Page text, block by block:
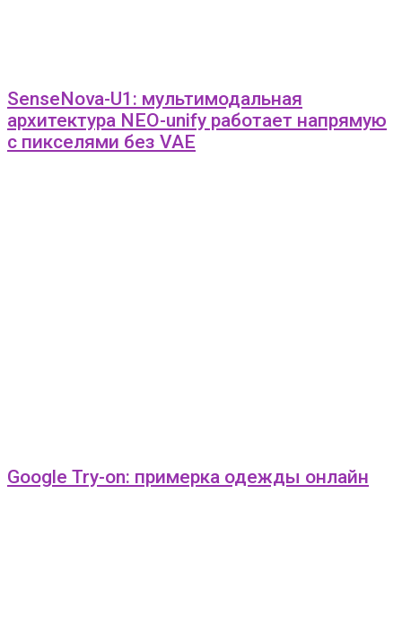
SenseNova-U1: мультимодальная
архитектура NEO-unify работает напрямую
с пикселями без VAE
Google Try-on: примерка одежды онлайн